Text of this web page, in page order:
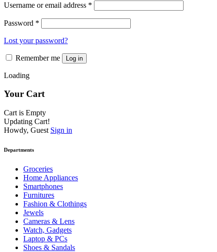
Username or email address *
Password *
Lost your password?
Remember me Log in
Loading
Your Cart
Cart is Empty
Updating Cart!
Howdy, Guest Sign in
Departments
Groceries
Home Appliances
Smartphones
Furnitures
Fashion & Clothings
Jewels
Cameras & Lens
Watch, Gadgets
Laptop & PCs
Shoes & Sandals